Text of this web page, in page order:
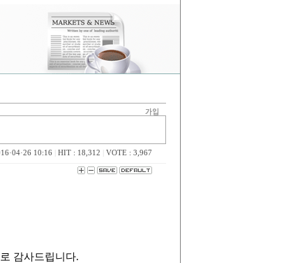
10:16 HIT : 18,312 VOTE : 3,967
감사드립니다.